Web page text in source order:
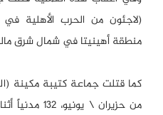
(لاجئون من الحرب الأهلية
منطقة أهينيتا في شمال شرق
من حزيران \